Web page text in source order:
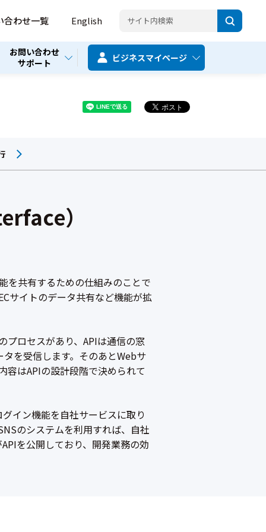
合わせ一覧 English
お問い合わせ
サポート
ビジネスマイページ
）
共有するための仕組みのことで
サイトのデータ共有など機能が拡
プロセスがあり、APIは通信の窓
を受信します。そのあとWebサ
容はAPIの設計段階で決められて
イン機能を自社サービスに取り
のシステムを利用すれば、自社
を公開しており、開発業務の効